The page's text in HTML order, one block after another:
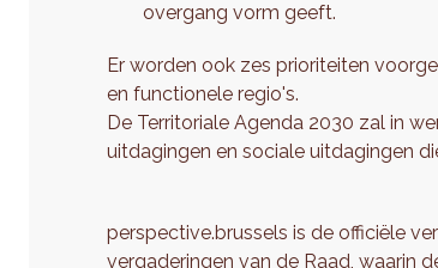
overgang vorm geeft.
Er worden ook zes prioriteiten
en functionele regio's.
De Territoriale Agenda 2030 zal in
uitdagingen en sociale uitdagingen
perspective.brussels is de officiële
vergaderingen van de Raad, waarin